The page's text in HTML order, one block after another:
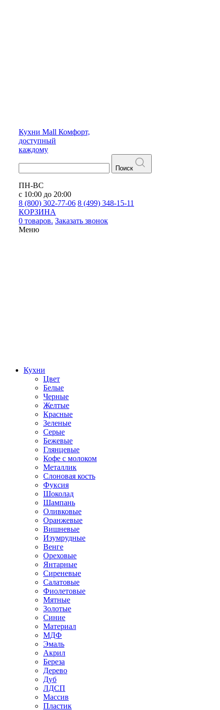
Кухни Mall Комфорт,
доступный
каждому
Поиск
ПН-ВС
с 10:00 до 20:00
8 (800) 302-77-06 8 (499) 348-15-11
КОРЗИНА
0 товаров. Заказать звонок
Меню
Кухни
Цвет
Белые
Черные
Желтые
Красные
Зеленые
Серые
Бежевые
Глянцевые
Кофе с молоком
Металлик
Слоновая кость
Фуксия
Шоколад
Шампань
Оливковые
Оранжевые
Вишневые
Изумрудные
Венге
Ореховые
Янтарные
Сиреневые
Салатовые
Фиолетовые
Мятные
Золотые
Синие
Материал
МДФ
Эмаль
Акрил
Береза
Дерево
Дуб
ЛДСП
Массив
Пластик